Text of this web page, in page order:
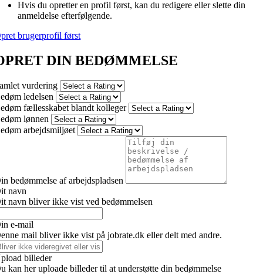
Hvis du opretter en profil først, kan du redigere eller slette din
anmeldelse efterfølgende.
brugerprofil først
DIN BEDØMMELSE
vurdering
ledelsen
fællesskabet blandt kolleger
lønnen
arbejdsmiljøet
bedømmelse af arbejdspladsen
navn
navn bliver ikke vist ved bedømmelsen
e-mail
mail bliver ikke vist på jobrate.dk eller delt med andre.
billeder
kan her uploade billeder til at understøtte din bedømmelse